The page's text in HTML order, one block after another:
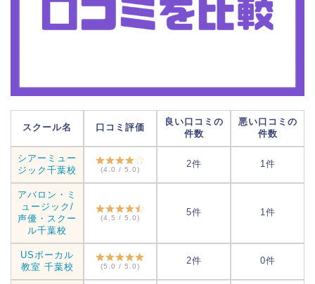
スクール名 口コミ評価
良い口コミの
件数
悪い口コミの
件数
シアーミュー
ジック千葉校
(4.0 / 5.0)
2件 1件
アバロン・ミ
ュージック/
声優・スクー
ル千葉校
(4.5 / 5.0)
5件 1件
USボーカル
教室 千葉校
(5.0 / 5.0)
2件 0件